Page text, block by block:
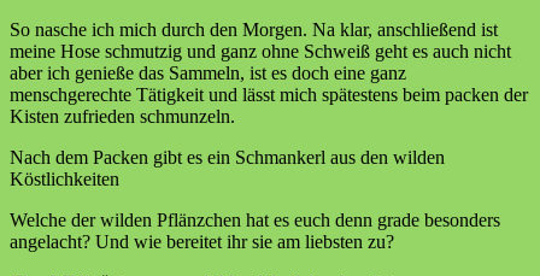
So nasche ich mich durch den Morgen. Na klar, anschließend ist
meine Hose schmutzig und ganz ohne Schweiß geht es auch nicht
aber ich genieße das Sammeln, ist es doch eine ganz
menschgerechte Tätigkeit und lässt mich spätestens beim packen der
Kisten zufrieden schmunzeln.
Nach dem Packen gibt es ein Schmankerl aus den wilden
Köstlichkeiten
Welche der wilden Pflänzchen hat es euch denn grade besonders
angelacht? Und wie bereitet ihr sie am liebsten zu?